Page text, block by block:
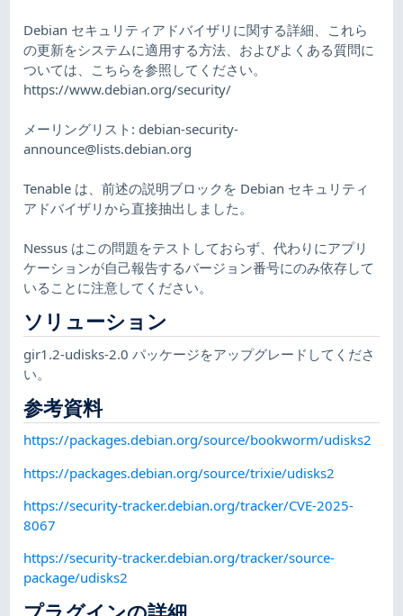
Debian セキュリティアドバイザリに関する詳細、これら
の更新をシステムに適用する方法、およびよくある質問に
ついては、こちらを参照してください。
https://www.debian.org/security/
メーリングリスト: debian-security-
announce@lists.debian.org
Tenable は、前述の説明ブロックを Debian セキュリティ
アドバイザリから直接抽出しました。
Nessus はこの問題をテストしておらず、代わりにアプリ
ケーションが自己報告するバージョン番号にのみ依存して
いることに注意してください。
ソリューション
gir1.2-udisks-2.0 パッケージをアップグレードしてくださ
い。
参考資料
https://packages.debian.org/source/bookworm/udisks2
https://packages.debian.org/source/trixie/udisks2
https://security-tracker.debian.org/tracker/CVE-2025-
8067
https://security-tracker.debian.org/tracker/source-
package/udisks2